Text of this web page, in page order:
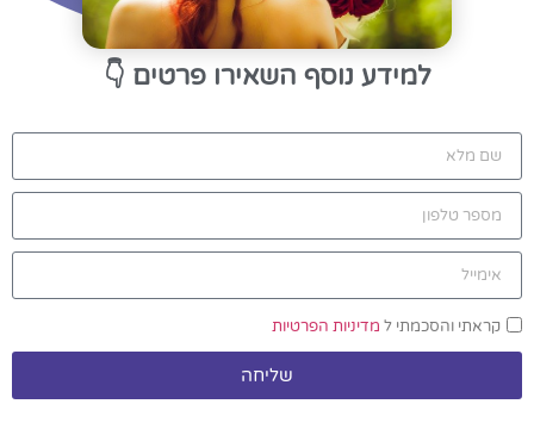
למידע נוסף השאירו פרטים 👇
קראתי והסכמתי ל מדיניות הפרטיות
שליחה